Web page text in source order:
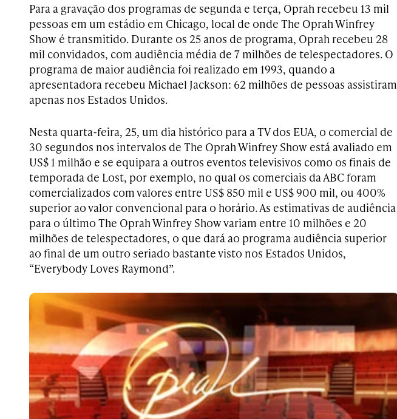
Para a gravação dos programas de segunda e terça, Oprah recebeu 13 mil
pessoas em um estádio em Chicago, local de onde The Oprah Winfrey
Show é transmitido. Durante os 25 anos de programa, Oprah recebeu 28
mil convidados, com audiência média de 7 milhões de telespectadores. O
programa de maior audiência foi realizado em 1993, quando a
apresentadora recebeu Michael Jackson: 62 milhões de pessoas assistiram
apenas nos Estados Unidos.
Nesta quarta-feira, 25, um dia histórico para a TV dos EUA, o comercial de
30 segundos nos intervalos de The Oprah Winfrey Show está avaliado em
US$ 1 milhão e se equipara a outros eventos televisivos como os finais de
temporada de Lost, por exemplo, no qual os comerciais da ABC foram
comercializados com valores entre US$ 850 mil e US$ 900 mil, ou 400%
superior ao valor convencional para o horário. As estimativas de audiência
para o último The Oprah Winfrey Show variam entre 10 milhões e 20
milhões de telespectadores, o que dará ao programa audiência superior
ao final de um outro seriado bastante visto nos Estados Unidos,
“Everybody Loves Raymond”.